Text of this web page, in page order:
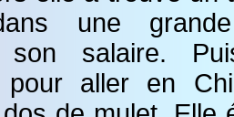
une
son salaire.
pour aller en